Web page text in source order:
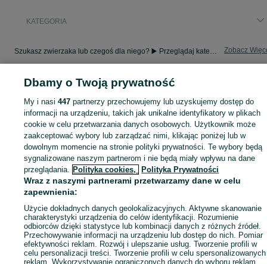
KATEGORIA
Szukasz zwierzaka lub czegoś dla niego? ▶️ Przeglądaj kategorię Zwierzęta na OLX Batkowo i znajdź to, czego potrzebujesz w atrakcyjnych cenach! Zobacz
Mapa kategorii
Mapa miejscowości
Mapa ministron
Popularne wyszukiwania
Dbamy o Twoją prywatność
My i nasi447 partnerzy przechowujemy lub uzyskujemy dostęp do
informacji na urządzeniu, takich jak unikalne identyfikatory w plikach
cookie w celu przetwarzania danych osobowych. Użytkownik może
zaakceptować wybory lub zarządzać nimi, klikając poniżej lub w
dowolnym momencie na stronie polityki prywatności. Te wybory będą
sygnalizowane naszym partnerom i nie będą miały wpływu na dane
przeglądania. Polityka cookies, Polityka Prywatności
Wraz z naszymi partnerami przetwarzamy dane w celu
zapewnienia:
Użycie dokładnych danych geolokalizacyjnych. Aktywne skanowanie
charakterystyki urządzenia do celów identyfikacji. Rozumienie
odbiorców dzięki statystyce lub kombinacji danych z różnych źródeł.
Przechowywanie informacji na urządzeniu lub dostęp do nich. Pomiar
efektywności reklam. Rozwój i ulepszanie usług. Tworzenie profili w
celu personalizacji treści. Tworzenie profili w celu spersonalizowanych
reklam. Wykorzystywanie ograniczonych danych do wyboru reklam.